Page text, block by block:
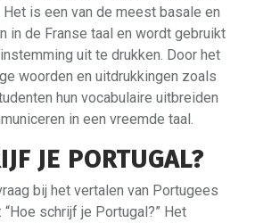
Het is een van de meest basale en
in de Franse taal en wordt gebruikt
uit te drukken. Door het
woorden en uitdrukkingen zoals
hun vocabulaire uitbreiden
in een vreemde taal.
JE PORTUGAL?
bij het vertalen van Portugees
schrijf je Portugal?” Het